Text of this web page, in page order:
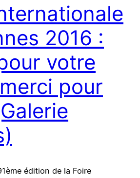
2016 :
votre
pour
de la Foire